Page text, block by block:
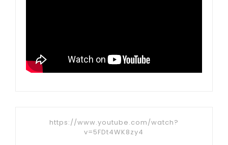
https://www.youtube.com/watch?
v=5FDt4WK8zy4